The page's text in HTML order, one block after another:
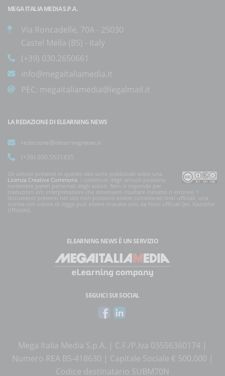
MEGA ITALIA MEDIA S.P.A.
Via Roncadelle, 70A - 25030
Castel Mella (BS) - Italy
(+39) 030.2650661
info@megaitaliamedia.it
PEC: megaitaliamedia@legalmail.it
LA REDAZIONE DI ELEARNING NEWS
redazione@elearningnews.it
(+39) 030.5531835
Gli articoli presenti in questo sito sono pubblicati sotto una
Licenza Creative Commons. I contenuti degli articoli possono
contenere pareri personali degli autori. Non si risponde per
traduzioni e/o interpretazioni che dovessero risultare inesatte o erronee. I
documenti presenti nel sito non possono essere considerati testi ufficiali, una
norma con valore di legge può essere ricavata solo da fonti ufficiali (es. Gazzetta
Ufficiale).
ELEARNING NEWS È UN SERVIZIO
SEGUICI SUI SOCIAL
Mega Italia Media S.p.A. | C.F./P.Iva 03556360174 |
Numero REA BS-418630 | Capitale Sociale € 500.000 |
Codice destinatario SUBM70N